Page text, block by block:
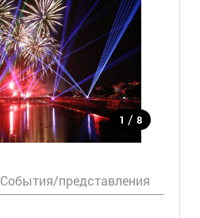
1 / 8
События/представления